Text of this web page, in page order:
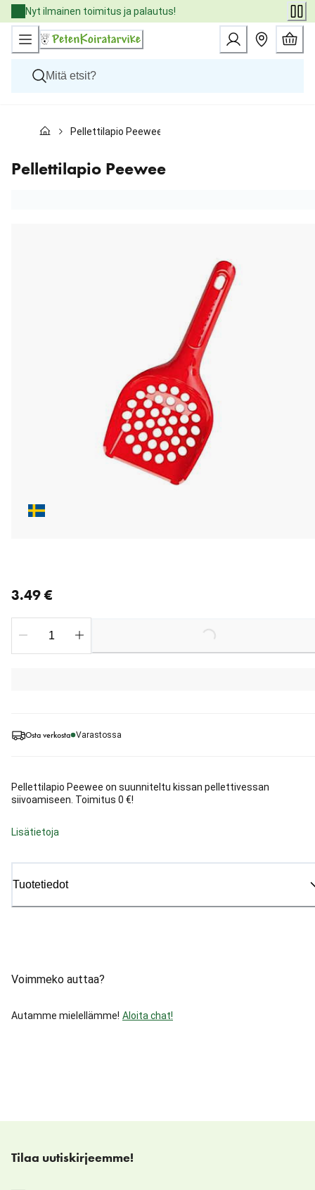
Skip
to
Content
Nyt ilmainen toimitus ja palautus!
Kissat
Eläinlääkäriruoat
Tuotemerkit
Pellettilapio Peewee
Pellettilapio Peewee
Osta verkosta Varastossa
Pellettilapio Peewee on suunniteltu kissan pellettivessan
siivoamiseen. Toimitus 0 €!
Lisätietoja
Tuotetiedot
Voimmeko auttaa?
Autamme mielellämme! Aloita chat!
3.49 €
Loading...
Tilaa uutiskirjeemme!